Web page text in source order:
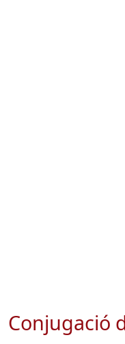
Conjugació